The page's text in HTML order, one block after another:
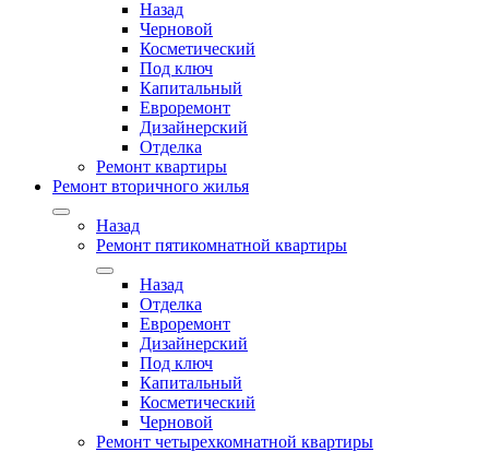
Назад
Черновой
Косметический
Под ключ
Капитальный
Евроремонт
Дизайнерский
Отделка
Ремонт квартиры
Ремонт вторичного жилья
Назад
Ремонт пятикомнатной квартиры
Назад
Отделка
Евроремонт
Дизайнерский
Под ключ
Капитальный
Косметический
Черновой
Ремонт четырехкомнатной квартиры